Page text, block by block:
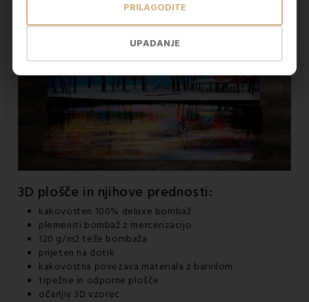
UPADANJE
PRILAGODITE
3D plošče in njihove prednosti:
kakovosten 100% deluxe bombaž
plemeniti bombaž z mercerizacijo
120 g/m2 teže bombaža
prijeten na dotik
kakovostna povezava materiala z barvilom
trpežne in odporne plošče
očarljiv 3D vzorec